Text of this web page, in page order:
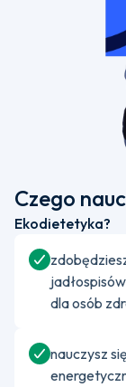
Czego
Ekodietetyka?
dla osób
nauczysz